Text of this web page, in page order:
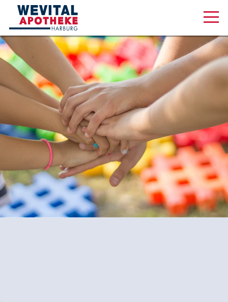
Am Wall 1, 21073 Hamburg
Aktuelles & Angebote
Unsere Serviceleistungen
Über uns
Karriere
Online Shop